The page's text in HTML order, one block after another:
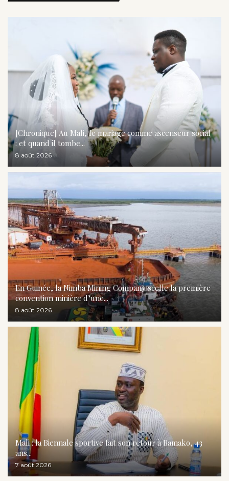
[Chronique] Au Mali, le mariage comme ascenseur social
: et quand il tombe...
8 août 2026
En Guinée, la Nimba Mining Company scelle la première
convention minière d’une...
8 août 2026
Mali : la Biennale sportive fait son retour à Bamako, 43
ans...
7 août 2026